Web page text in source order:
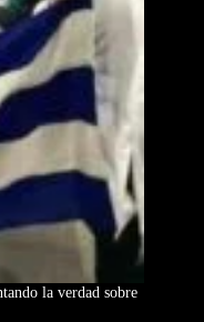
la verdad sobre